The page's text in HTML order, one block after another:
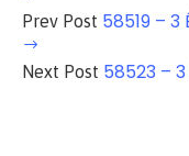
Prev Post 58519 –
Next Post 58523 –